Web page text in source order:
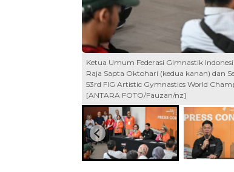
Ketua Umum Federasi Gimnastik
Raja Sapta Oktohari (kedua kanan) dan
53rd FIG Artistic Gymnastics World
[ANTARA FOTO/Fauzan/nz]